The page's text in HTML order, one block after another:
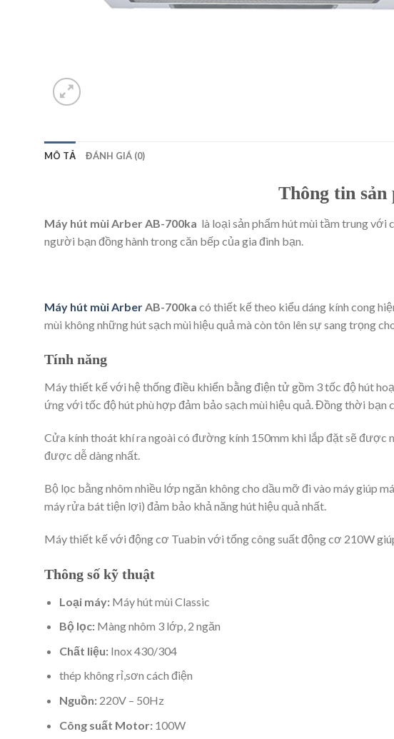
MÔ TẢ ĐÁNH GIÁ (0)
Thông tin sản
Máy hút mùi Arber AB-700ka là loại sản phẩm hút mùi tầm trung với
người bạn đồng hành trong căn bếp của gia đình bạn.
Máy hút mùi Arber AB-700ka có thiết kế theo kiểu dáng kính cong
mùi không những hút sạch mùi hiệu quả mà còn tôn lên sự sang trọng
Tính năng
Máy thiết kế với hệ thống điều khiển bằng điện tử gồm 3 tốc độ hút
ứng với tốc độ hút phù hợp đảm bảo sạch mùi hiệu quả. Đồng thời bạn
Cửa kính thoát khí ra ngoài có đường kính 150mm khi lắp đặt sẽ
được dễ dàng nhất.
Bộ lọc bằng nhôm nhiều lớp ngăn không cho dầu mỡ đi vào máy giúp
máy rửa bát tiện lợi) đảm bảo khả năng hút hiệu quả nhất.
Máy thiết kế với động cơ Tuabin với tổng công suất động cơ 210W
Thông số kỹ thuật
Loại máy:Máy hút mùi Classic
Bộ lọc: Màng nhôm 3 lớp, 2 ngăn
Chất liệu:Inox 430/304
thép không rỉ,sơn cách điện
Nguồn:220V – 50Hz
Công suất Motor:100W